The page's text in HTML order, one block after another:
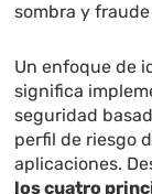
sombra y
Un enfoque de
significa
seguridad
perfil de riesgo
aplicaciones.
los cuatro